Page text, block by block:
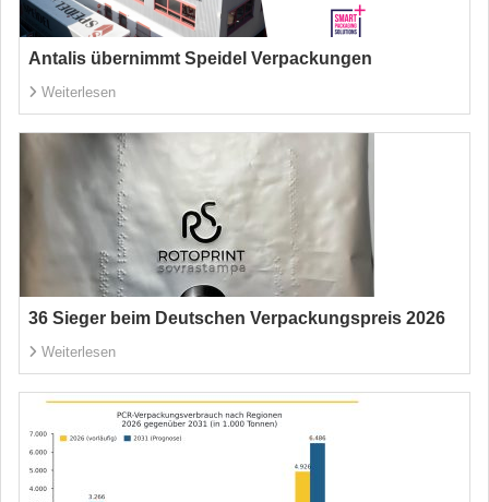
Antalis übernimmt Speidel Verpackungen
Weiterlesen
36 Sieger beim Deutschen Verpackungspreis 2026
Weiterlesen